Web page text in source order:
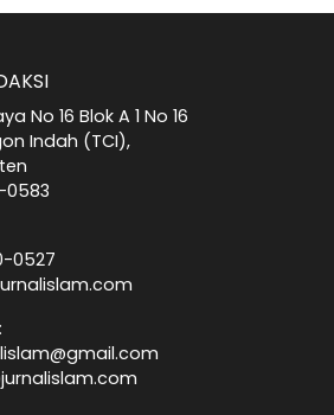
No 16 Blok A 1 No 16
Indah (TCI),
0583
0527